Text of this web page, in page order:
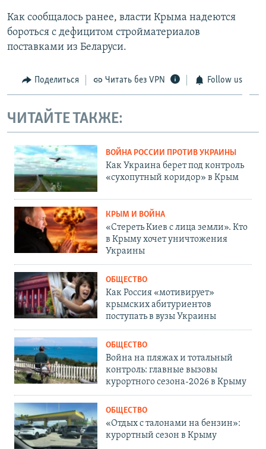
Как сообщалось ранее, власти Крыма надеются
бороться с дефицитом стройматериалов
поставками из Беларуси.
Поделиться Читать без VPN Follow us
ЧИТАЙТЕ ТАКЖЕ:
ВОЙНА РОССИИ ПРОТИВ УКРАИНЫ
Как Украина берет под контроль
«сухопутный коридор» в Крым
КРЫМ И ВОЙНА
«Стереть Киев с лица земли». Кто
в Крыму хочет уничтожения
Украины
ОБЩЕСТВО
Как Россия «мотивирует»
крымских абитуриентов
поступать в вузы Украины
ОБЩЕСТВО
Война на пляжах и тотальный
контроль: главные вызовы
курортного сезона-2026 в Крыму
ОБЩЕСТВО
«Отдых с талонами на бензин»:
курортный сезон в Крыму